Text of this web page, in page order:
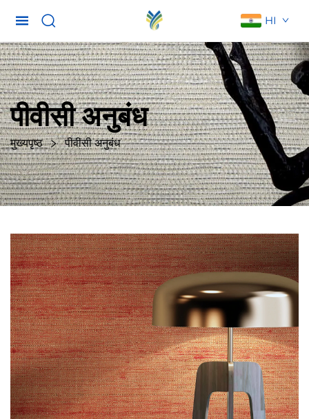
HI
पीवीसी अनुबंध
मुख्यपृष्ठ पीवीसी अनुबंध